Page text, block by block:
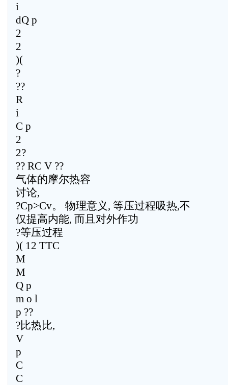
i
dQ p
2
2
)(
?
??
R
i
C p
2
2?
?? RC V ??
气体的摩尔热容
讨论,
?Cp>Cv。 物理意义, 等压过程吸热,不
仅提高内能, 而且对外作功
?等压过程
)( 12 TTC
M
M
Q p
m o l
p ??
?比热比,
V
p
C
C